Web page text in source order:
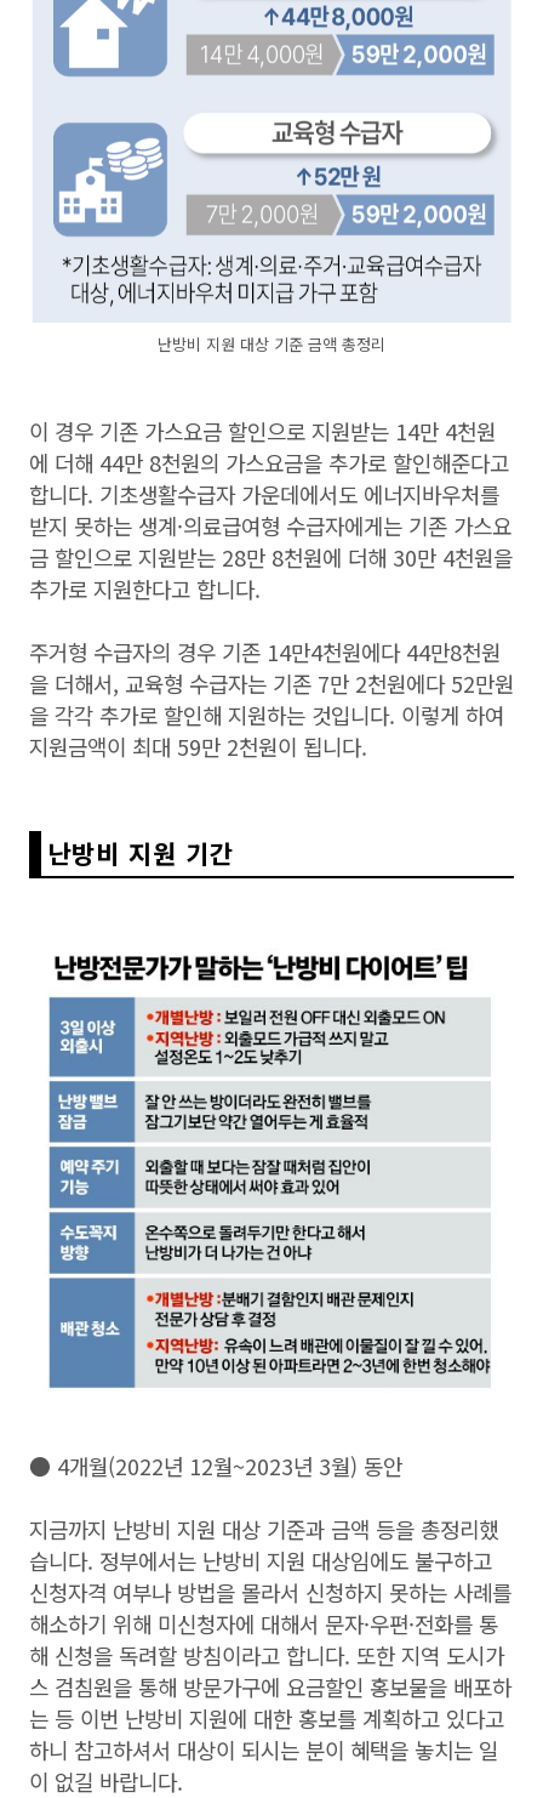
난방비 지원 대상 기준 금액 총정리
이 경우 기존 가스요금 할인으로 지원받는 14만 4천원
에 더해 44만 8천원의 가스요금을 추가로 할인해준다고
합니다. 기초생활수급자 가운데에서도 에너지바우처를
받지 못하는 생계·의료급여형 수급자에게는 기존 가스요
금 할인으로 지원받는 28만 8천원에 더해 30만 4천원을
추가로 지원한다고 합니다.
주거형 수급자의 경우 기존 14만4천원에다 44만8천원
을 더해서, 교육형 수급자는 기존 7만 2천원에다 52만원
을 각각 추가로 할인해 지원하는 것입니다. 이렇게 하여
지원금액이 최대 59만 2천원이 됩니다.
난방비 지원 기간
● 4개월(2022년 12월~2023년 3월) 동안
지금까지 난방비 지원 대상 기준과 금액 등을 총정리했
습니다. 정부에서는 난방비 지원 대상임에도 불구하고
신청자격 여부나 방법을 몰라서 신청하지 못하는 사례를
해소하기 위해 미신청자에 대해서 문자·우편·전화를 통
해 신청을 독려할 방침이라고 합니다. 또한 지역 도시가
스 검침원을 통해 방문가구에 요금할인 홍보물을 배포하
는 등 이번 난방비 지원에 대한 홍보를 계획하고 있다고
하니 참고하셔서 대상이 되시는 분이 혜택을 놓치는 일
이 없길 바랍니다.